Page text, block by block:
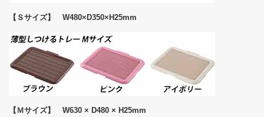
【Ｓサイズ】 W480×D350×H25mm
【Ｍサイズ】 W630 × D480 × H25mm